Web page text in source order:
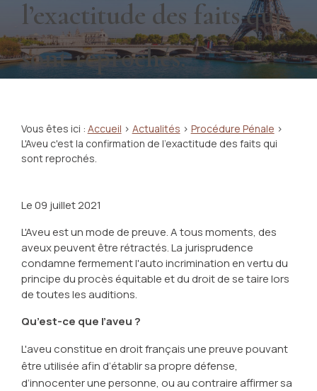
l’exactitude des faits qui
sont reprochés.
Vous êtes ici : Accueil > Actualités > Procédure Pénale >
L'Aveu c'est la confirmation de l’exactitude des faits qui
sont reprochés.
Le09 juillet 2021
L'Aveu est un mode de preuve. A tous moments, des
aveux peuvent être rétractés. La jurisprudence
condamne fermement l'auto incrimination en vertu du
principe du procès équitable et du droit de se taire lors
de toutes les auditions.
Qu’est-ce que l’aveu ?
L'aveu constitue en droit français une preuve pouvant
être utilisée afin d’établir sa propre défense,
d’innocenter une personne, ou au contraire affirmer sa